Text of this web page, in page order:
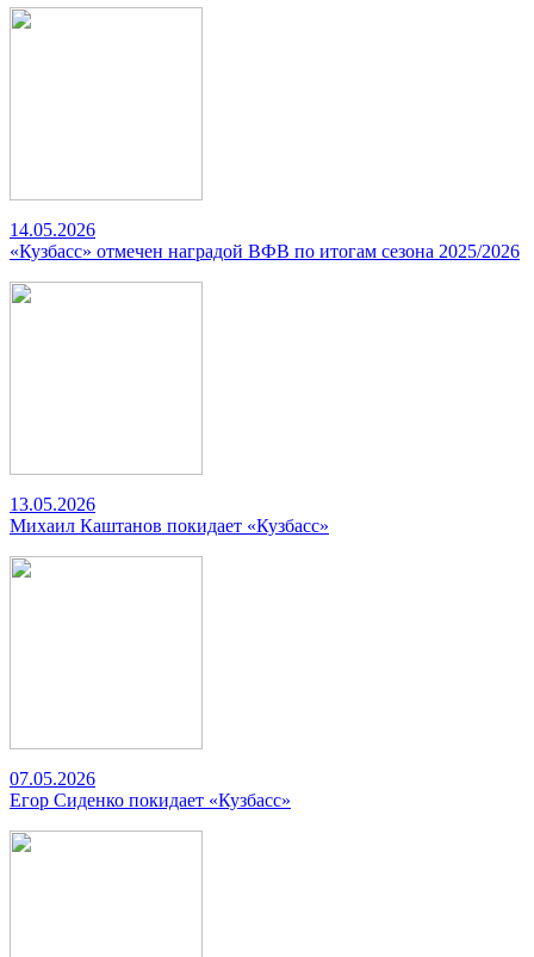
14.05.2026
«Кузбасс» отмечен наградой ВФВ по итогам сезона 2025/2026
13.05.2026
Михаил Каштанов покидает «Кузбасс»
07.05.2026
Егор Сиденко покидает «Кузбасс»